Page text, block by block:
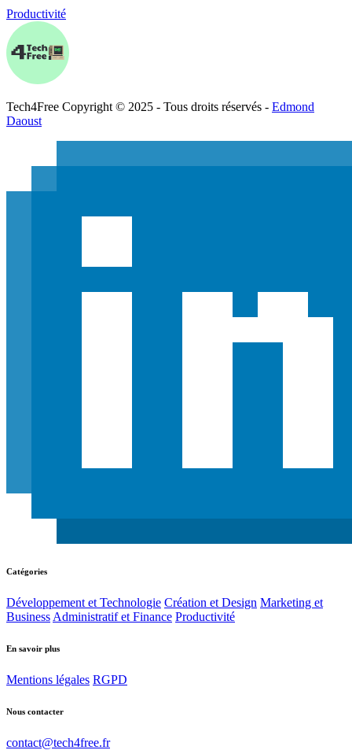
Productivité
Tech4Free Copyright © 2025 - Tous droits réservés - Edmond
Daoust
Catégories
Développement et Technologie Création et Design Marketing et
Business Administratif et Finance Productivité
En savoir plus
Mentions légales RGPD
Nous contacter
contact@tech4free.fr